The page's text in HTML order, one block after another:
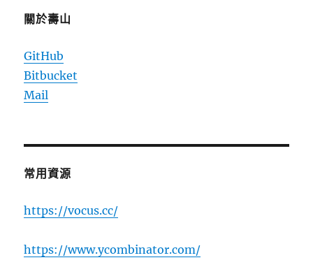
關於壽山
GitHub
Bitbucket
Mail
常用資源
https://vocus.cc/
https://www.ycombinator.com/